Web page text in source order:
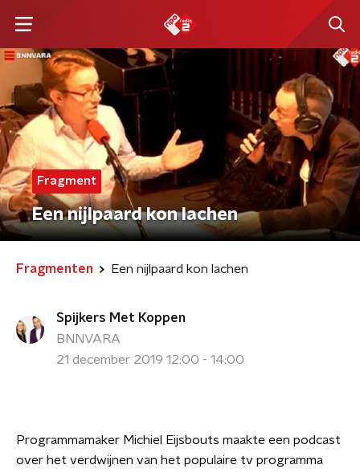
Fragment
Een nijlpaard kon lachen
Fragmenten Een nijlpaard kon lachen
Spijkers Met Koppen
BNNVARA
21 december 2019 12:00 - 14:00
Programmamaker Michiel Eijsbouts maakte een podcast
over het verdwijnen van het populaire tv programma